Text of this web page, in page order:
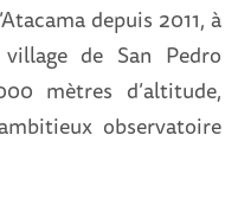
depuis 2011, à
de San Pedro
mètres d’altitude,
observatoire